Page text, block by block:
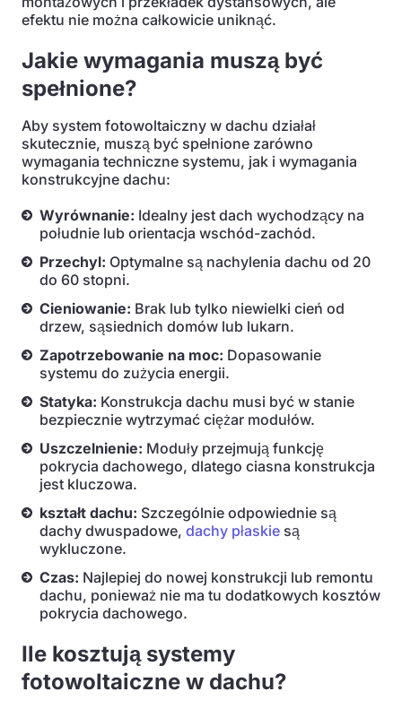
efektu nie można całkowicie uniknąć.
Jakie wymagania muszą być
spełnione?
Aby system fotowoltaiczny w dachu działał
skutecznie, muszą być spełnione zarówno
wymagania techniczne systemu, jak i wymagania
konstrukcyjne dachu:
Wyrównanie: Idealny jest dach wychodzący na
południe lub orientacja wschód-zachód.
Przechyl: Optymalne są nachylenia dachu od 20
do 60 stopni.
Cieniowanie: Brak lub tylko niewielki cień od
drzew, sąsiednich domów lub lukarn.
Zapotrzebowanie na moc: Dopasowanie
systemu do zużycia energii.
Statyka: Konstrukcja dachu musi być w stanie
bezpiecznie wytrzymać ciężar modułów.
Uszczelnienie: Moduły przejmują funkcję
pokrycia dachowego, dlatego ciasna konstrukcja
jest kluczowa.
kształt dachu: Szczególnie odpowiednie są
dachy dwuspadowe, dachy płaskie są
wykluczone.
Czas: Najlepiej do nowej konstrukcji lub remontu
dachu, ponieważ nie ma tu dodatkowych kosztów
pokrycia dachowego.
Ile kosztują systemy
fotowoltaiczne w dachu?